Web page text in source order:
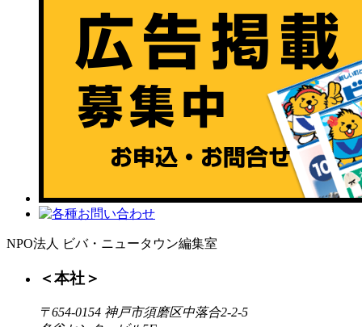
NPO法人 ビバ・ニュータウン編集室
＜本社＞
〒654-0154 神戸市須磨区中落合2-2-5